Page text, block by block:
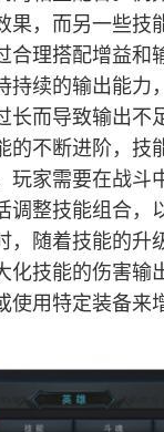
果，而另一些技
合理搭配增益和
持续的输出能力
而导致输出不
的不断进阶，技
玩家需要在战斗
调整技能组合，
，随着技能的升
化技能的伤害输
使用特定装备来